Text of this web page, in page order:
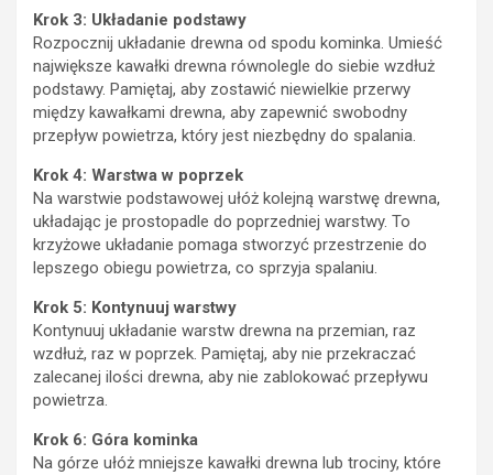
Krok 3: Układanie podstawy
Rozpocznij układanie drewna od spodu kominka. Umieść
największe kawałki drewna równolegle do siebie wzdłuż
podstawy. Pamiętaj, aby zostawić niewielkie przerwy
między kawałkami drewna, aby zapewnić swobodny
przepływ powietrza, który jest niezbędny do spalania.
Krok 4: Warstwa w poprzek
Na warstwie podstawowej ułóż kolejną warstwę drewna,
układając je prostopadle do poprzedniej warstwy. To
krzyżowe układanie pomaga stworzyć przestrzenie do
lepszego obiegu powietrza, co sprzyja spalaniu.
Krok 5: Kontynuuj warstwy
Kontynuuj układanie warstw drewna na przemian, raz
wzdłuż, raz w poprzek. Pamiętaj, aby nie przekraczać
zalecanej ilości drewna, aby nie zablokować przepływu
powietrza.
Krok 6: Góra kominka
Na górze ułóż mniejsze kawałki drewna lub trociny, które